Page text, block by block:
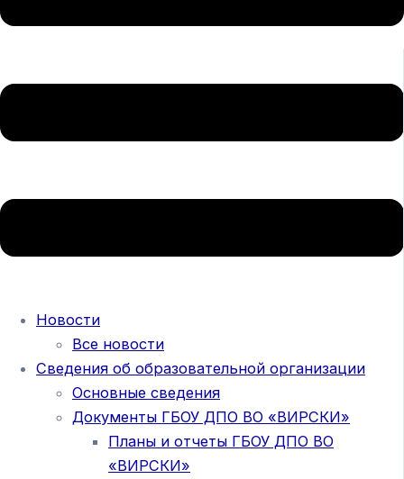
Новости
Все новости
Сведения об образовательной организации
Основные сведения
Документы ГБОУ ДПО ВО «ВИРСКИ»
Планы и отчеты ГБОУ ДПО ВО
«ВИРСКИ»